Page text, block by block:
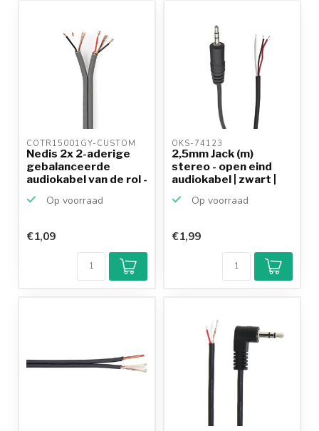
COTR15001GY-CUSTOM
Nedis 2x 2-aderige
gebalanceerde
audiokabel van de rol -
Op voorraad
€1,09
OKS-74123
2,5mm Jack (m)
stereo - open eind
audiokabel | zwart |
Op voorraad
€1,99